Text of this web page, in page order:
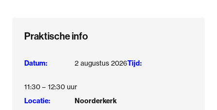
Praktische info
Datum: 2 augustus 2026Tijd:
11:30 – 12:30 uur
Locatie:
Noorderkerk